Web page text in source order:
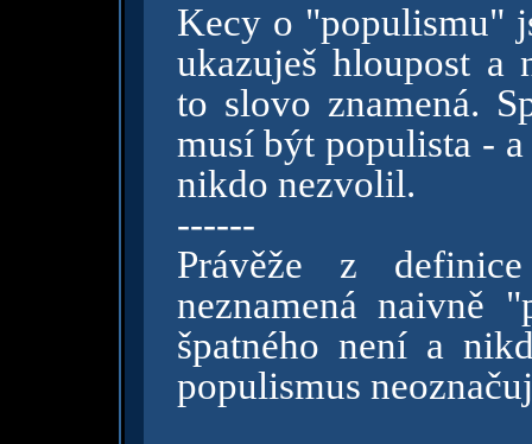
Kecy o "populismu"
ukazuješ hloupost a
to slovo znamená.
musí být populista -
nikdo nezvolil.
------
Právěže z
neznamená
špatného není a
populismus